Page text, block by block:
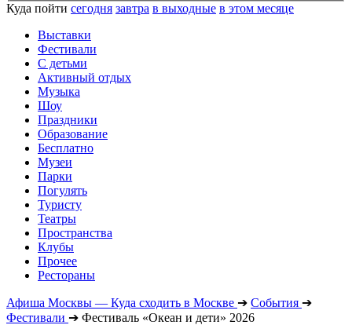
Куда пойти сегодня завтра в выходные в этом месяце
Выставки
Фестивали
С детьми
Активный отдых
Музыка
Шоу
Праздники
Образование
Бесплатно
Музеи
Парки
Погулять
Туристу
Театры
Пространства
Клубы
Прочее
Рестораны
Афиша Москвы — Куда сходить в Москве ➔ События ➔
Фестивали ➔ Фестиваль «Океан и дети» 2026